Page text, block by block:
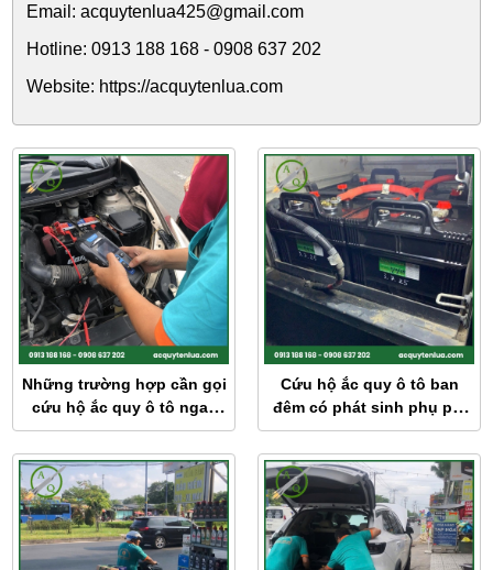
Email: acquytenlua425@gmail.com
Hotline: 0913 188 168 - 0908 637 202
Website: https://acquytenlua.com
Những trường hợp cần gọi
cứu hộ ắc quy ô tô ngay
lập tức
Cứu hộ ắc quy ô tô ban
đêm có phát sinh phụ phí
không?